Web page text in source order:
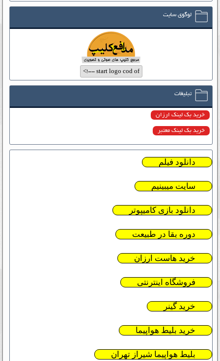
لوگوی سایت
تبلیغات
خرید بک لینک ارزان
خرید بک لینک معتبر
دانلود فیلم
سایت میبینیم
دانلود بازی کامیپوتر
دوره بقا در طبیعت
خرید هاست ارزان
فروشگاه اینترنتی
خرید گینر
خرید بلیط هواپیما
بلیط هواپیما شیراز تهران